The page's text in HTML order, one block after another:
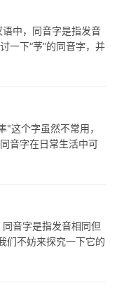
，同音字是指发音
一下“芧”的同音字，并
个字虽然不常用，
音字在日常生活中可
音字是指发音相同但
们不妨来探究一下它的